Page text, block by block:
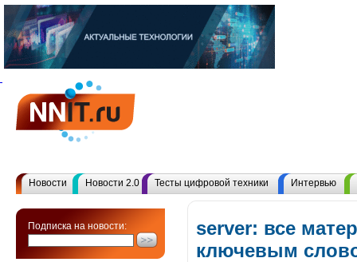
Новости Новости 2.0 Тесты цифровой техники Интервью
Подписка на новости:
server: все
ключевым